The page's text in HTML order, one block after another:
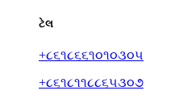
ટેલ
+૮૬૧૮૬૬૧૦૧૦૩૦૫
+૮૬૧૮૧૧૮૮૬૫૩૦૭